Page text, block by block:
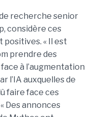
recherche senior
considère ces
« Il est
prendre des
à l’augmentation
l’IA auxquelles de
faire face ces
Des annonces